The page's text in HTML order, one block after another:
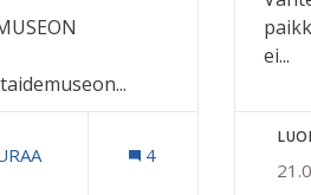
RIIHIMÄEN TAIDEMUSEON
4
ei...